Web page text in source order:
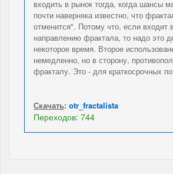
входить в рынок тогда, когда шансы
почти наверняка известно, что
отменится". Потому что, если входит
направлению фрактала, то надо это
некоторое время. Второе
немедленно, но в сторону,
фракталу. Это - для краткосрочных
Скачать: otr_fractalista
Переходов: 744